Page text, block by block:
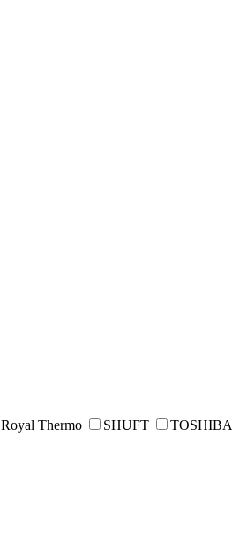
Royal Thermo SHUFT TOSHIBA